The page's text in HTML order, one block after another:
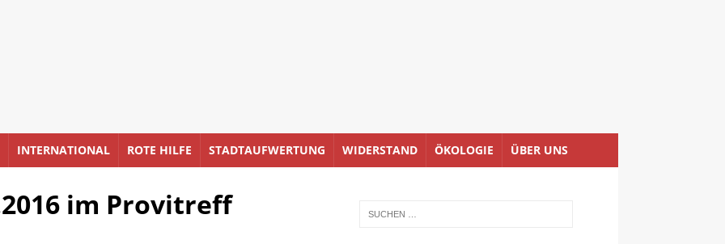
INTERNATIONAL ROTE HILFE STADTAUFWERTUNG WIDERSTAND ÖKOLOGIE ÜBER UNS
im Provitreff